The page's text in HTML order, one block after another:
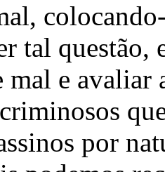
tal questão,
e avaliar
por